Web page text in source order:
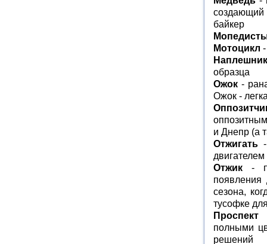
создающий
байкер
Мотоцикл
Наплешник
образца
Ожок -
Ожок -
и Днепр (а
Отжигать
Отжик -
сезона,
тусофке
Проспект
полными
решений